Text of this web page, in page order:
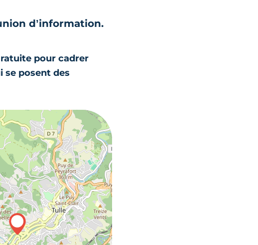
d’information.
pour cadrer
posent des